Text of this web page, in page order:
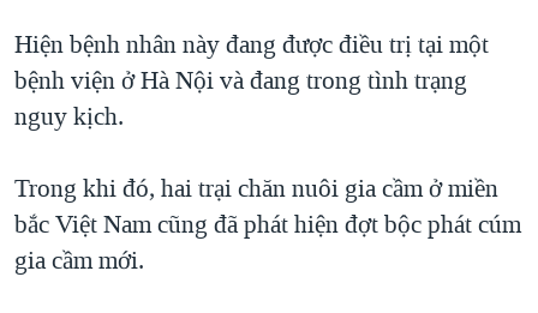
NGƯ DÂN VIỆT VÀ LÀN SÓNG TRỘM HẢI SÂM
Hiện bệnh nhân này đang được điều trị tại một
bệnh viện ở Hà Nội và đang trong tình trạng
nguy kịch.
Trong khi đó, hai trại chăn nuôi gia cầm ở miền
bắc Việt Nam cũng đã phát hiện đợt bộc phát cúm
gia cầm mới.